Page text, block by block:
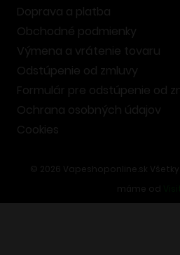
Doprava a platba
Obchodné podmienky
Výmena a vrátenie tovaru
Odstúpenie od zmluvy
Formulár pre odstúpenie od
Ochrana osobných údajov
Cookies
© 2026
Vapeshoponline.sk
máme od